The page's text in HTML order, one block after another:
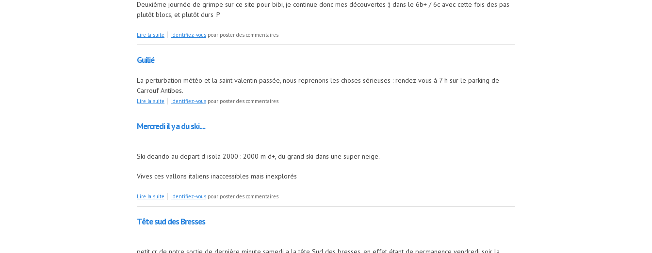
Deuxième journée de grimpe sur ce site pour bibi, je continue donc mes découvertes :) dans le 6b+ / 6c avec cette fois des pas
plutôt blocs, et plutôt durs :P
Lire la suite de Saint Pons
Identifiez-vous pour poster des commentaires
Guilié
La perturbation météo et la saint valentin passée, nous reprenons les choses sérieuses : rendez vous à 7 h sur le parking de
Carrouf Antibes.
Lire la suite de Guilié
Identifiez-vous pour poster des commentaires
Mercredi il y a du ski....
Ski deando au depart d isola 2000 : 2000 m d+, du grand ski dans une super neige.
Vives ces vallons italiens inaccessibles mais inexplorés
Lire la suite de Mercredi il y a du ski....
Identifiez-vous pour poster des commentaires
Tête sud des Bresses